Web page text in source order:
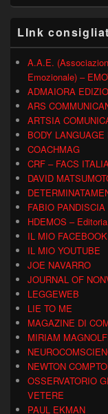
LInk
A.A.E.
Emozionale) –
ADMAIORA
ARS
ARTSIA
BODY
COACHMAG
CRF – FACS
DAVID
FABIO PANDISCIA
HDEMOS –
IL MIO FACEBOOK
IL MIO YOUTUBE
JOE NAVARRO
JOURNAL OF
LEGGEWEB
LIE TO ME
MAGAZINE DI
MIRIAM
NEWTON
OSSERVATORIO
VETERE
PAUL EKMAN